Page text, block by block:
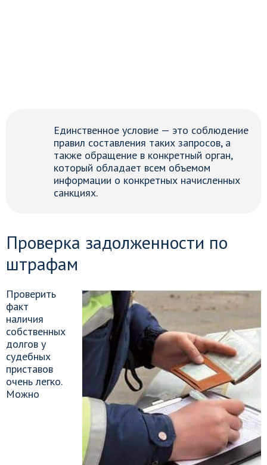
Единственное условие — это соблюдение
правил составления таких запросов, а
также обращение в конкретный орган,
который обладает всем объемом
информации о конкретных начисленных
санкциях.
Проверка задолженности по
штрафам
Проверить
факт
наличия
собственных
долгов у
судебных
приставов
очень легко.
Можно